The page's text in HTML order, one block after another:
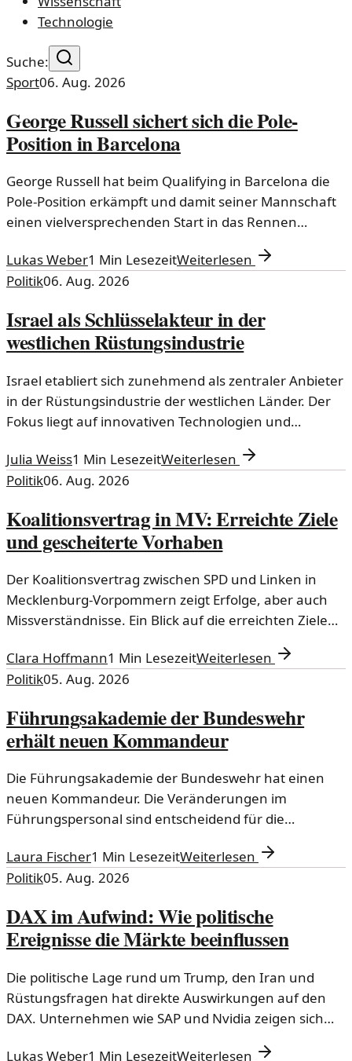
Technologie
Suche:
Sport06. Aug. 2026
George Russell sichert sich die Pole-
Position in Barcelona
George Russell hat beim Qualifying in Barcelona die
Pole-Position erkämpft und damit seiner Mannschaft
einen vielversprechenden Start in das Rennen
sich der britische Fahrer gegen seine Konkurrenten
durch und zeigte beeindruckende Leistungen.
Lukas Weber1 Min LesezeitWeiterlesen
Politik06. Aug. 2026
Israel als Schlüsselakteur in der
westlichen Rüstungsindustrie
Israel etabliert sich zunehmend als zentraler Anbieter
in der Rüstungsindustrie der westlichen Länder. Der
Fokus liegt auf innovativen Technologien und
Julia Weiss1 Min LesezeitWeiterlesen
Politik06. Aug. 2026
Koalitionsvertrag in MV: Erreichte Ziele
und gescheiterte Vorhaben
Der Koalitionsvertrag zwischen SPD und Linken in
Mecklenburg-Vorpommern zeigt Erfolge, aber auch
Missverständnisse. Ein Blick auf die erreichten Ziele
Clara Hoffmann1 Min LesezeitWeiterlesen
Politik05. Aug. 2026
Führungsakademie der Bundeswehr
erhält neuen Kommandeur
Die Führungsakademie der Bundeswehr hat einen
neuen Kommandeur. Die Veränderungen im
Führungspersonal sind entscheidend für die
Strategie.
Laura Fischer1 Min LesezeitWeiterlesen
Politik05. Aug. 2026
DAX im Aufwind: Wie politische
Ereignisse die Märkte beeinflussen
Die politische Lage rund um Trump, den Iran und
Rüstungsfragen hat direkte Auswirkungen auf den
DAX. Unternehmen wie SAP und Nvidia zeigen sich
Lukas Weber1 Min LesezeitWeiterlesen